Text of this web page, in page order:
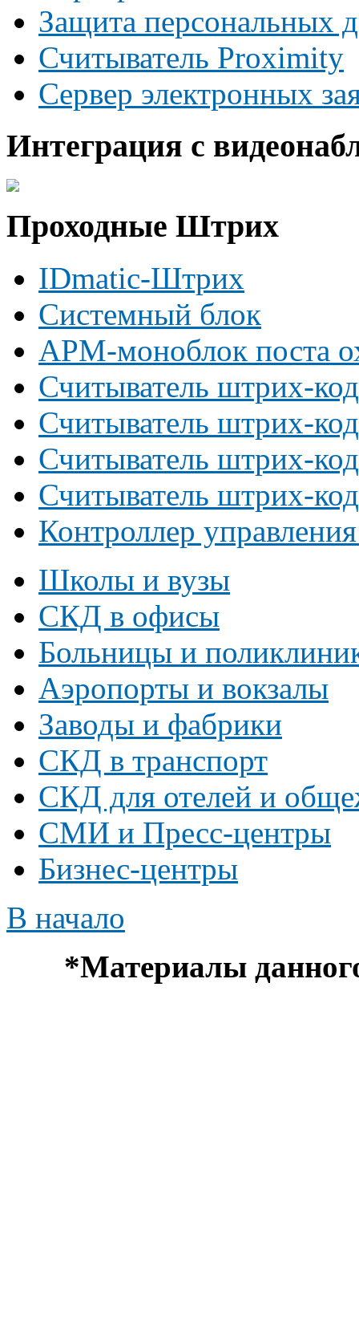
Защита персональных
Считыватель Proximity
Сервер электронных
Интеграция с
Проходные Штрих
IDmatic-Штрих
Системный блок
АРМ-моноблок поста
Считыватель штрих-
Считыватель штрих-
Считыватель штрих-
Считыватель штрих-
Контроллер
Школы и вузы
СКД в офисы
Больницы и
Аэропорты и вокзалы
Заводы и фабрики
СКД в транспорт
СКД для отелей и
СМИ и Пресс-центры
Бизнес-центры
В начало
*Материалы